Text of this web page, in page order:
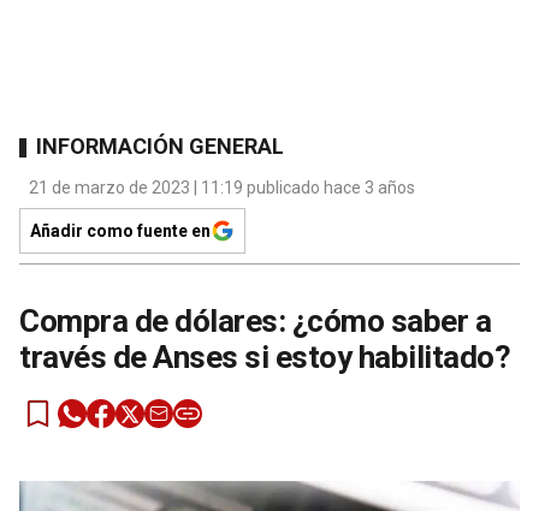
INFORMACIÓN GENERAL
21 de marzo de 2023 | 11:19 publicado hace 3 años
Añadir como fuente en
Compra de dólares: ¿cómo saber a
través de Anses si estoy habilitado?